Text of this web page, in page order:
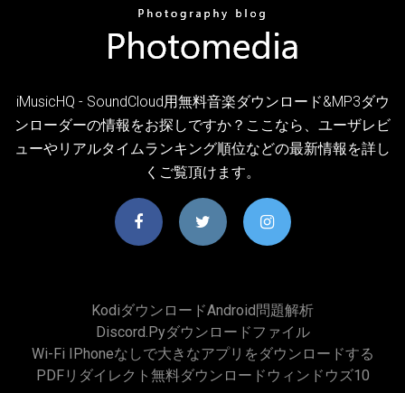
iMusicHQ - SoundCloud用無料音楽ダウンロード&MP3ダウ
ンローダーの情報をお探しですか？ここなら、ユーザレビ
ューやリアルタイムランキング順位などの最新情報を詳し
くご覧頂けます。
Kodiダウンロードandroid問題解析
Discord.pyダウンロードファイル
Wi-Fi IPhoneなしで大きなアプリをダウンロードする
PDFリダイレクト無料ダウンロードウィンドウズ10